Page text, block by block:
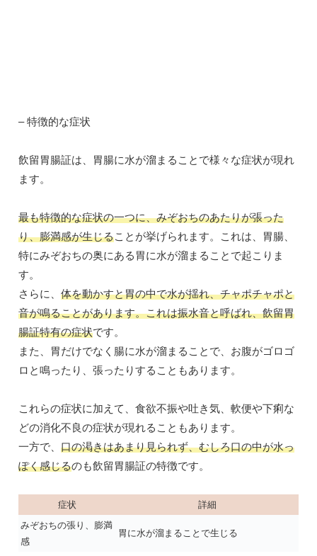
– 特徴的な症状
飲留胃腸証は、胃腸に水が溜まることで様々な症状が現れ
ます。
最も特徴的な症状の一つに、みぞおちのあたりが張った
り、膨満感が生じることが挙げられます。これは、胃腸、
特にみぞおちの奥にある胃に水が溜まることで起こりま
す。
さらに、 体を動かすと胃の中で水が揺れ、チャポチャポと
音が鳴ることがあります。これは振水音と呼ばれ、飲留胃
腸証特有の症状です。
また、胃だけでなく腸に水が溜まることで、お腹がゴロゴ
ロと鳴ったり、張ったりすることもあります。
これらの症状に加えて、食欲不振や吐き気、軟便や下痢な
どの消化不良の症状が現れることもあります。
一方で、 口の渇きはあまり見られず、むしろ口の中が水っ
ぽく感じるのも飲留胃腸証の特徴です。
症状
詳細
みぞおちの張り、膨満
感
胃に水が溜まることで生じる